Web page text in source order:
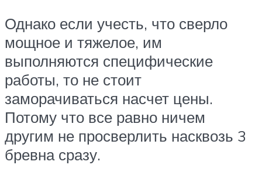
Однако если учесть, что сверло
мощное и тяжелое, им
выполняются специфические
работы, то не стоит
заморачиваться насчет цены.
Потому что все равно ничем
другим не просверлить насквозь 3
бревна сразу.